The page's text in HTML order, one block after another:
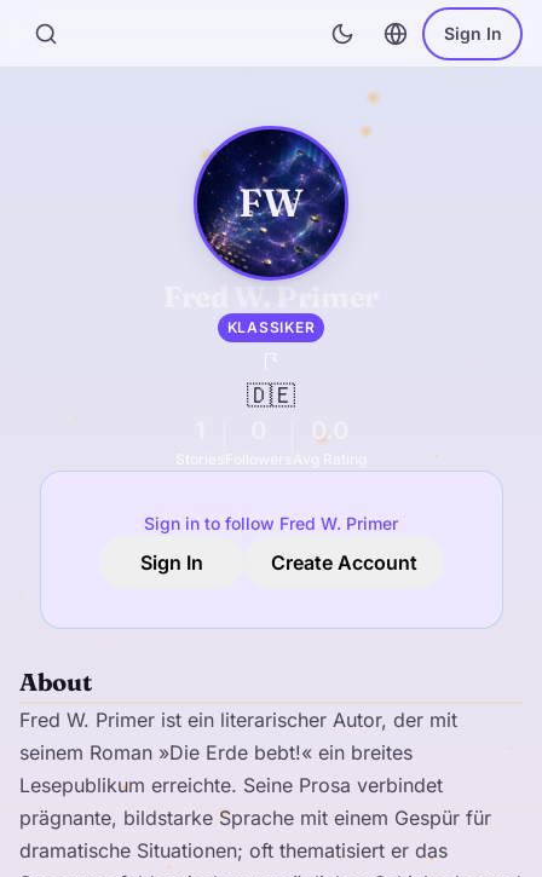
Sign In
FW
Fred W. Primer
KLASSIKER
🇩🇪
0.0
Sign in to follow Fred W. Primer
Sign In Create Account
About
Fred W. Primer ist ein literarischer Autor, der mit
seinem Roman »Die Erde bebt!« ein breites
Lesepublikum erreichte. Seine Prosa verbindet
prägnante, bildstarke Sprache mit einem Gespür für
dramatische Situationen; oft thematisiert er das